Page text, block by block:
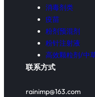
消毒剂类
疫苗
粉剂预混剂
粉针注射液
高效颗粒剂/中
联系方式
rainimp@163.com